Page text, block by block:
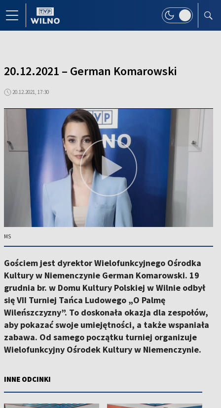
20.12.2021 – German Komarowski
20.12.2021, 17:30
MS
Gościem jest dyrektor Wielofunkcyjnego Ośrodka
Kultury w Niemenczynie German Komarowski. 19
grudnia br. w Domu Kultury Polskiej w Wilnie odbył
się VII Turniej Tańca Ludowego „O Palmę
Wileńszczyzny”. To doskonała okazja dla zespołów,
aby pokazać swoje umiejętności, a także wspaniała
zabawa. Od samego początku turniej organizuje
Wielofunkcyjny Ośrodek Kultury w Niemenczynie.
INNE ODCINKI